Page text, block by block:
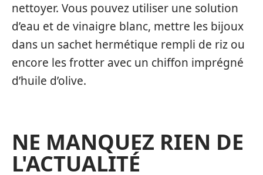
nettoyer. Vous pouvez utiliser une solution
d’eau et de vinaigre blanc, mettre les bijoux
dans un sachet hermétique rempli de riz ou
encore les frotter avec un chiffon imprégné
d’huile d’olive.
NE MANQUEZ RIEN DE
L'ACTUALITÉ